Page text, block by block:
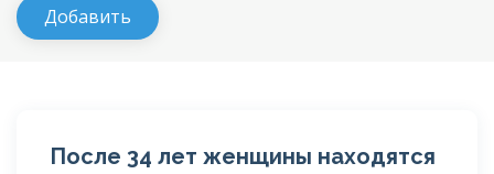
После 34 лет женщины находятся